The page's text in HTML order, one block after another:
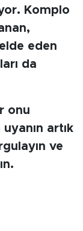
Komplo
eden
da
onu
artık
ve